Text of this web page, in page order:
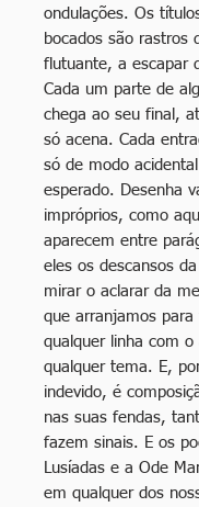
ondulações. Os
bocados são rastros
flutuante, a escapar
Cada um parte de
chega ao seu final,
só acena. Cada
só de modo
esperado. Desenha
impróprios, como
aparecem entre
eles os descansos da
mirar o aclarar da
que arranjamos para
qualquer linha com o
qualquer tema. E,
indevido, é
nas suas fendas,
fazem sinais. E os
Lusíadas e a Ode
em qualquer dos